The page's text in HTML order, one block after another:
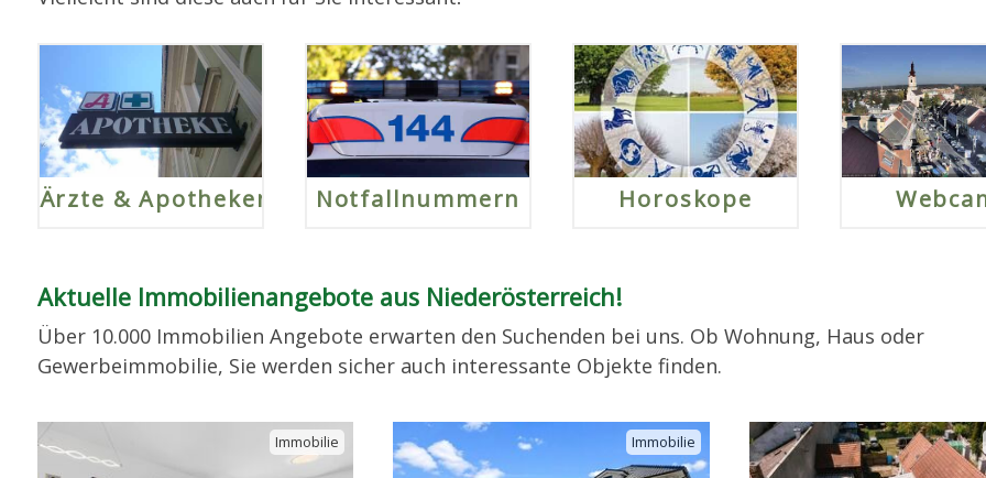
Ärzte & Apotheken Notfallnummern Horoskope
Aktuelle Immobilienangebote aus Niederösterreich!
Über 10.000 Immobilien Angebote erwarten den Suchenden bei uns. Ob Wohnung, Haus oder
Gewerbeimmobilie, Sie werden sicher auch interessante Objekte finden.
Immobilie Immobilie